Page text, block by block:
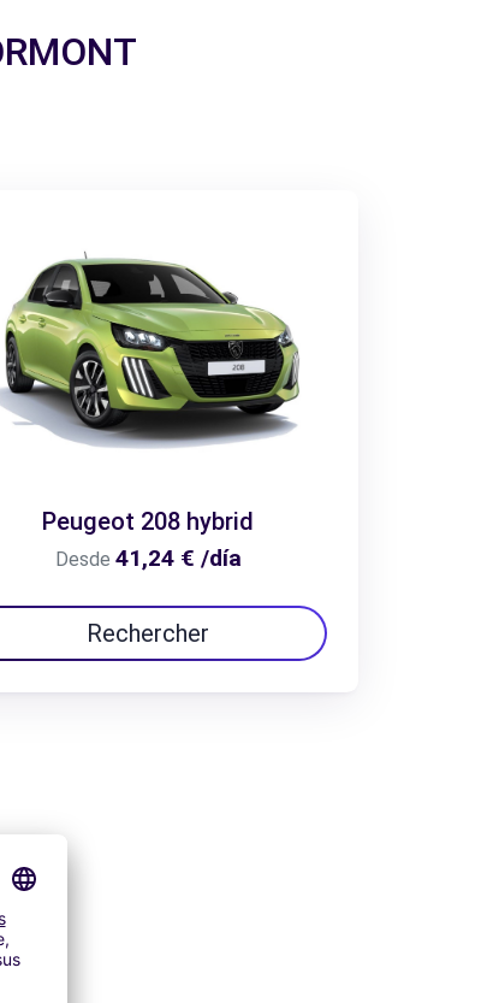
Peugeot 208 hybrid
Desde 41,24 € /día
Rechercher